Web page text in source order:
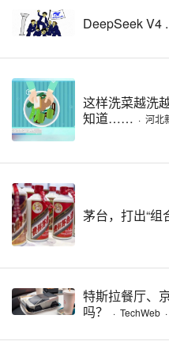
DeepSeek V4
这样洗菜越洗
知道…… · 河北
茅台，打出“组
特斯拉餐厅、
吗？
· TechWeb ·